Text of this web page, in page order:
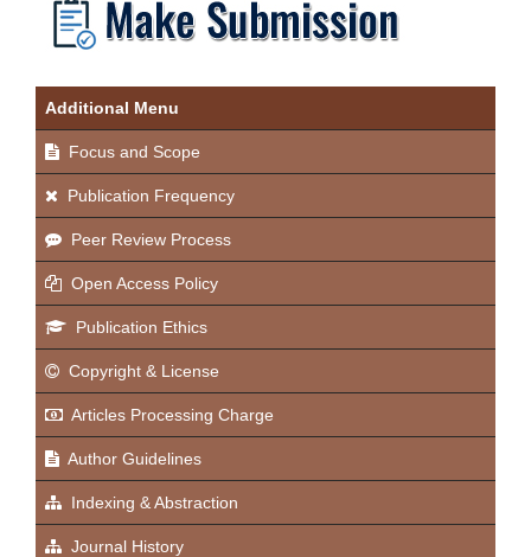
Additional Menu
Focus and Scope
Publication Frequency
Peer Review Process
Open Access Policy
Publication Ethics
Copyright & License
Articles Processing Charge
Author Guidelines
Indexing & Abstraction
Journal History